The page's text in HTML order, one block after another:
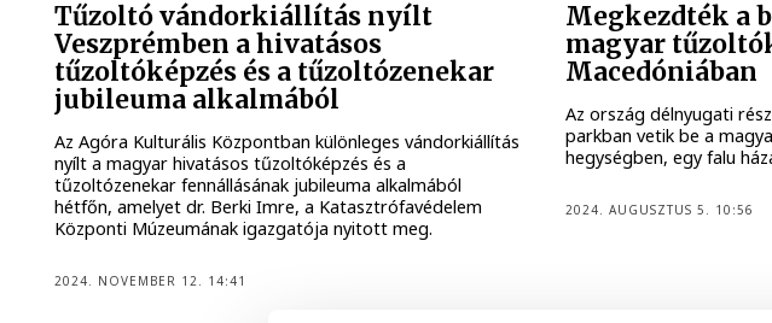
Tűzoltó vándorkiállítás nyílt
Veszprémben a hivatásos
tűzoltóképzés és a tűzoltózenekar
jubileuma alkalmából
Az Agóra Kulturális Központban különleges vándorkiállítás
nyílt a magyar hivatásos tűzoltóképzés és a
tűzoltózenekar fennállásának jubileuma alkalmából
hétfőn, amelyet dr. Berki Imre, a Katasztrófavédelem
Központi Múzeumának igazgatója nyitott meg.
2024. NOVEMBER 12. 14:41
Megkezdték a
magyar
Macedóniában
Az ország délnyugati
parkban vetik be a
hegységben, egy falu
2024. AUGUSZTUS 5. 10:56